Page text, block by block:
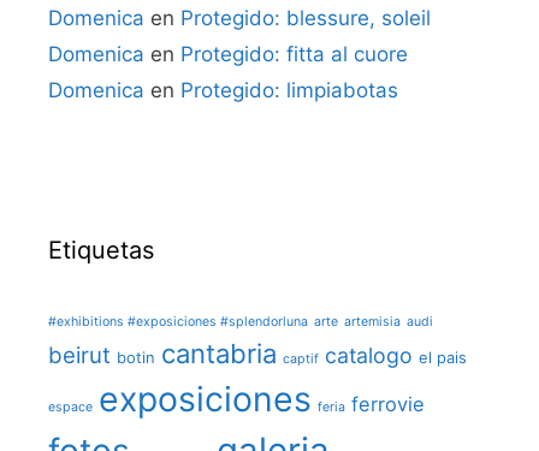
Domenica en Protegido: blessure, soleil
Domenica en Protegido: fitta al cuore
Domenica en Protegido: limpiabotas
Etiquetas
#exhibitions #exposiciones #splendorluna arte artemisia audi
beirut botin cantabria captif catalogo el pais
espace exposiciones feria ferrovie